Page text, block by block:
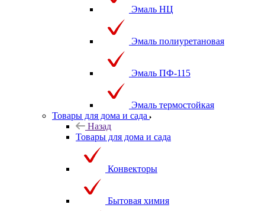
Эмаль НЦ
Эмаль полиуретановая
Эмаль ПФ-115
Эмаль термостойкая
Товары для дома и сада
Назад
Товары для дома и сада
Конвекторы
Бытовая химия